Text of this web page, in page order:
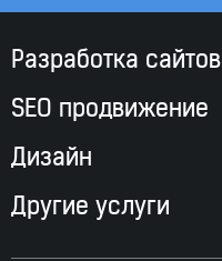
Разработка сайтов
SEO продвижение
Дизайн
Другие услуги